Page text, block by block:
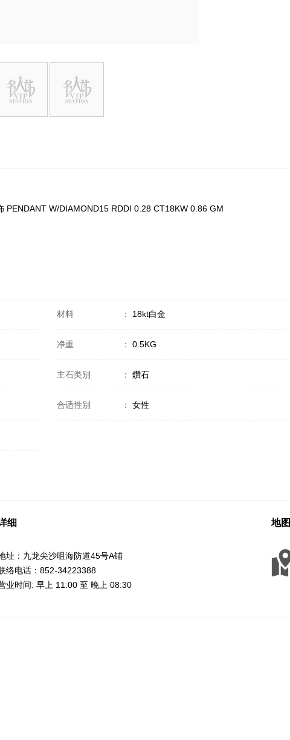
PENDANT W/DIAMOND15 RDDI 0.28 CT18KW 0.86 GM
材料 ： 18kt白金
净重 ： 0.5KG
主石类别 ： 鑽石
合适性别 ： 女性
细 地图
址：九龙尖沙咀海防道45号A铺
络电话：852-34223388
业时间: 早上 11:00 至 晚上 08:30